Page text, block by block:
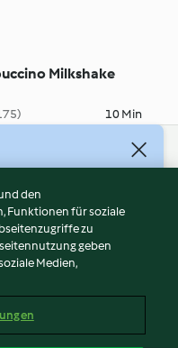
Milkshake
10 Min
den
Funktionen für soziale
zu
geben
Medien,